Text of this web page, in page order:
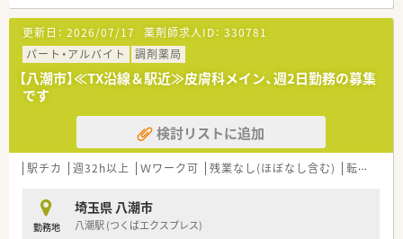
更新日： 2026/07/17 薬剤師求人ID： 330781
パート・アルバイト
調剤薬局
【八潮市】≪TX沿線＆駅近≫皮膚科メイン、週2日勤務の募集
です
検討リストに追加
駅チカ 週32h以上 Ｗワーク可 残業なし(ほぼなし含む) 転勤なし
勤務地
埼玉県 八潮市
八潮駅 (つくばエクスプレス)